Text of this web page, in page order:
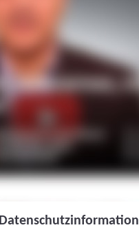
Datenschutzinformation